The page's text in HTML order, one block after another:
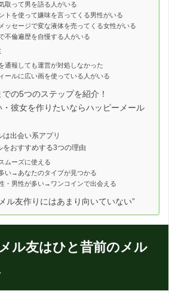
取って男を語る人がいる
トを使って嫌味を言ってくる男性がいる
ッセージで変な液体を売ってくる女性がいる
不倫遍歴を自慢する人がいる
通報しても運営が対処しなかった
ールに広い画を使っている人がいる
の5つのステップを紹介！
彼女を作りたいならハッピーメール
出会い系アプリ
をおすすめする3つの理由
ーズに使える
い→あなたのタイプが見つかる
・男性が多い→ワンコインで出会える
ル友作りにはあまり向いていない”
ル友はひと昔前のメル